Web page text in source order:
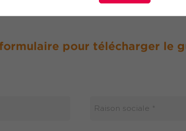
pour télécharger le